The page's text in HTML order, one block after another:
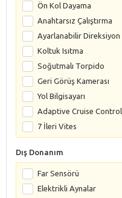
Ön Kol Dayama
Anahtarsız Çalıştırma
Ayarlanabilir Direksiyon
Koltuk Isıtma
Soğutmalı Torpido
Geri Görüş Kamerası
Yol Bilgisayarı
Adaptive Cruise Control
7 İleri Vites
Dış Donanım
Far Sensörü
Elektrikli Aynalar